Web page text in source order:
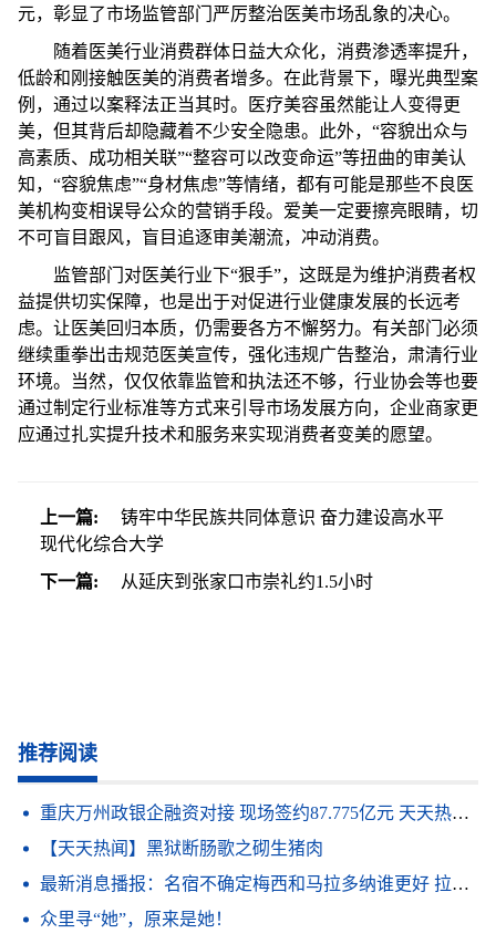
元，彰显了市场监管部门严厉整治医美市场乱象的决心。
随着医美行业消费群体日益大众化，消费渗透率提升，
低龄和刚接触医美的消费者增多。在此背景下，曝光典型案
例，通过以案释法正当其时。医疗美容虽然能让人变得更
美，但其背后却隐藏着不少安全隐患。此外，“容貌出众与
高素质、成功相关联”“整容可以改变命运”等扭曲的审美认
知，“容貌焦虑”“身材焦虑”等情绪，都有可能是那些不良医
美机构变相误导公众的营销手段。爱美一定要擦亮眼睛，切
不可盲目跟风，盲目追逐审美潮流，冲动消费。
监管部门对医美行业下“狠手”，这既是为维护消费者权
益提供切实保障，也是出于对促进行业健康发展的长远考
虑。让医美回归本质，仍需要各方不懈努力。有关部门必须
继续重拳出击规范医美宣传，强化违规广告整治，肃清行业
环境。当然，仅仅依靠监管和执法还不够，行业协会等也要
通过制定行业标准等方式来引导市场发展方向，企业商家更
应通过扎实提升技术和服务来实现消费者变美的愿望。
上一篇:
铸牢中华民族共同体意识 奋力建设高水平
现代化综合大学
下一篇:
从延庆到张家口市崇礼约1.5小时
推荐阅读
重庆万州政银企融资对接 现场签约87.775亿元 天天热点评
【天天热闻】黑狱断肠歌之砌生猪肉
最新消息播报：名宿不确定梅西和马拉多纳谁更好 拉波尔塔谈梅西离队我必须做出这样的决定俱乐部高于所有人_观天下
众里寻“她”，原来是她！